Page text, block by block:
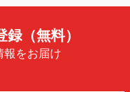
（無料）
報をお届け